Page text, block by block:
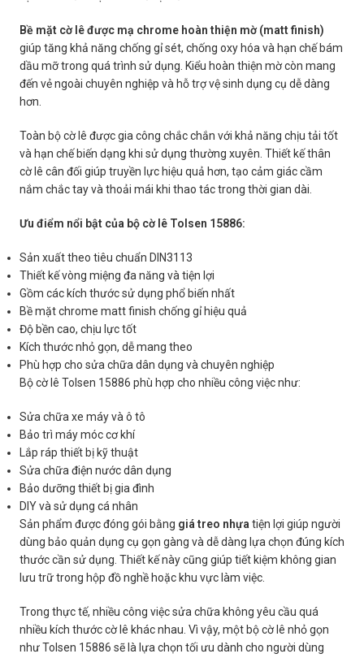
Bề mặt cờ lê được mạ chrome hoàn thiện mờ (matt finish)
giúp tăng khả năng chống gỉ sét, chống oxy hóa và hạn chế bám
dầu mỡ trong quá trình sử dụng. Kiểu hoàn thiện mờ còn mang
đến vẻ ngoài chuyên nghiệp và hỗ trợ vệ sinh dụng cụ dễ dàng
hơn.
Toàn bộ cờ lê được gia công chắc chắn với khả năng chịu tải tốt
và hạn chế biến dạng khi sử dụng thường xuyên. Thiết kế thân
cờ lê cân đối giúp truyền lực hiệu quả hơn, tạo cảm giác cầm
nắm chắc tay và thoải mái khi thao tác trong thời gian dài.
Ưu điểm nổi bật của bộ cờ lê Tolsen 15886:
Sản xuất theo tiêu chuẩn DIN3113
Thiết kế vòng miệng đa năng và tiện lợi
Gồm các kích thước sử dụng phổ biến nhất
Bề mặt chrome matt finish chống gỉ hiệu quả
Độ bền cao, chịu lực tốt
Kích thước nhỏ gọn, dễ mang theo
Phù hợp cho sửa chữa dân dụng và chuyên nghiệp
Bộ cờ lê Tolsen 15886 phù hợp cho nhiều công việc như:
Sửa chữa xe máy và ô tô
Bảo trì máy móc cơ khí
Lắp ráp thiết bị kỹ thuật
Sửa chữa điện nước dân dụng
Bảo dưỡng thiết bị gia đình
DIY và sử dụng cá nhân
Sản phẩm được đóng gói bằng giá treo nhựatiện lợi giúp người
dùng bảo quản dụng cụ gọn gàng và dễ dàng lựa chọn đúng kích
thước cần sử dụng. Thiết kế này cũng giúp tiết kiệm không gian
lưu trữ trong hộp đồ nghề hoặc khu vực làm việc.
Trong thực tế, nhiều công việc sửa chữa không yêu cầu quá
nhiều kích thước cờ lê khác nhau. Vì vậy, một bộ cờ lê nhỏ gọn
như Tolsen 15886 sẽ là lựa chọn tối ưu dành cho người dùng